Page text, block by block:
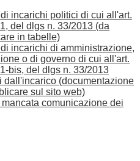
incarichi politici di cui all'art.
del dlgs n. 33/2013 (da
in tabelle)
incarichi di amministrazione,
o di governo di cui all'art.
bis, del dlgs n. 33/2013
dall'incarico (documentazione
sul sito web)
comunicazione dei